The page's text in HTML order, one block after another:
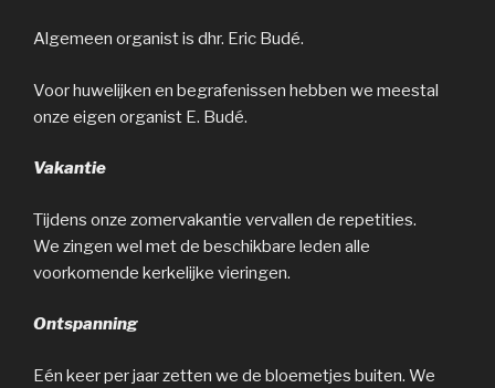
Algemeen organist is dhr. Eric Budé.
Voor huwelijken en begrafenissen hebben we meestal
onze eigen organist E. Budé.
Vakantie
Tijdens onze zomervakantie vervallen de repetities.
We zingen wel met de beschikbare leden alle
voorkomende kerkelijke vieringen.
Ontspanning
Eén keer per jaar zetten we de bloemetjes buiten. We